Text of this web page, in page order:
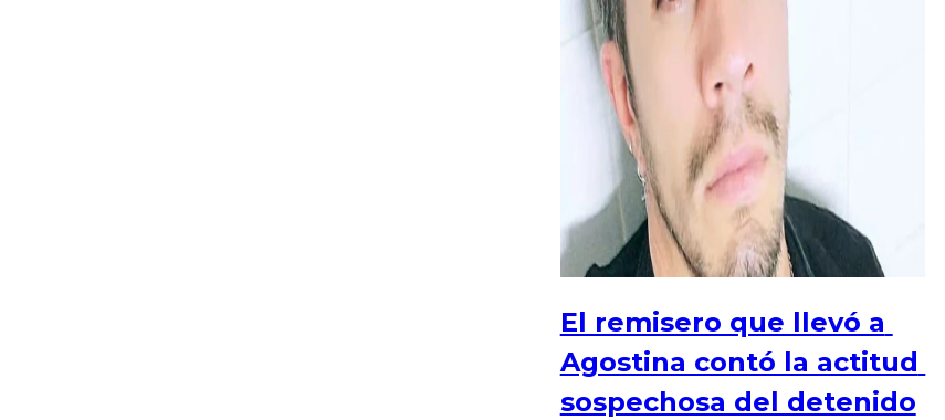
El remisero que llevó a
Agostina contó la actitud
sospechosa del detenido